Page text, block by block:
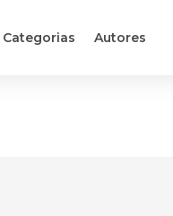
Categorias Autores